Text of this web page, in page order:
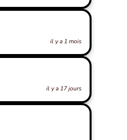
il y a 1 mois
il y a 17 jours